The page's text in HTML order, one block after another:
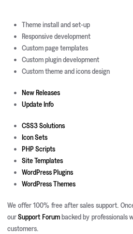
Theme install and set-up
Responsive development
Custom page templates
Custom plugin development
Custom theme and icons design
New Releases
Update Info
CSS3 Solutions
Icon Sets
PHP Scripts
Site Templates
WordPress Plugins
WordPress Themes
We offer 100% free after sales support.
ourSupport Forumbacked by professionals
customers.